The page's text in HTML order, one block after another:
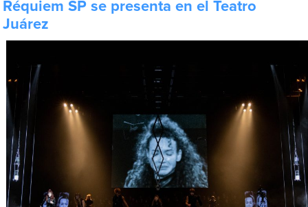
Réquiem SP se presenta en el Teatro
Juárez